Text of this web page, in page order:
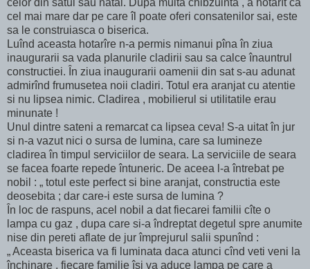
cel mai mare dar pe care îl poate oferi consatenilor sai, este
sa le construiasca o biserica.
Luînd aceasta hotarîre n-a permis nimanui pîna în ziua
inaugurarii sa vada planurile cladirii sau sa calce înauntrul
constructiei. În ziua inaugurarii oamenii din sat s-au adunat
admirînd frumusetea noii cladiri. Totul era aranjat cu atentie
si nu lipsea nimic. Cladirea , mobilierul si utilitatile erau
minunate !
Unul dintre sateni a remarcat ca lipsea ceva! S-a uitat în jur
si n-a vazut nici o sursa de lumina, care sa lumineze
cladirea în timpul serviciilor de seara. La serviciile de seara
se facea foarte repede întuneric. De aceea l-a întrebat pe
nobil : „ totul este perfect si bine aranjat, constructia este
deosebita ; dar care-i este sursa de lumina ?
În loc de raspuns, acel nobil a dat fiecarei familii cîte o
lampa cu gaz , dupa care si-a îndreptat degetul spre anumite
nise din pereti aflate de jur împrejurul salii spunînd :
„ Aceasta biserica va fi luminata daca atunci cînd veti veni la
închinare , fiecare familie îsi va aduce lampa pe care a